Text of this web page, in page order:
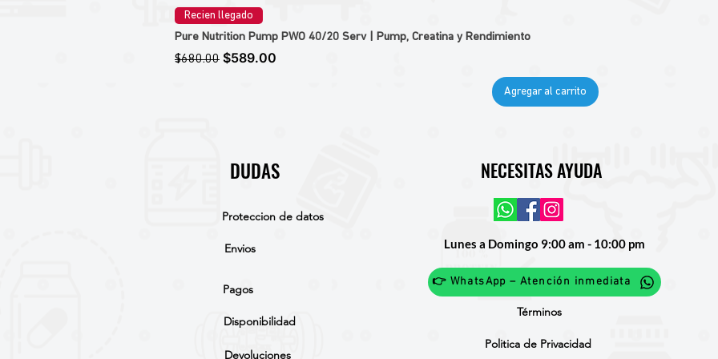
Recien llegado
Pure Nutrition Pump PWO 40/20 Serv | Pump, Creatina y Rendimiento
Precio
$680.00 Precio de oferta
$589.00
Agregar al carrito
DUDAS
Proteccion de datos
Envios
Pagos
Disponibilidad
Devoluciones
NECESITAS AYUDA
Lunes a Domingo 9:00 am - 10:00 pm
👉 WhatsApp – Atención inmediata
Términos
Politica de Privacidad